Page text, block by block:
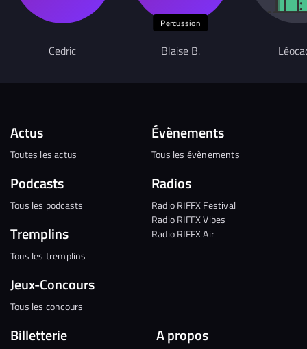
Cedric
Percussion
Blaise B.
Actus
Toutes les actus
Podcasts
Tous les podcasts
Tremplins
Tous les tremplins
Jeux-Concours
Tous les concours
Évènements
Tous les évènements
Radios
Radio RIFFX Festival
Radio RIFFX Vibes
Radio RIFFX Air
Billetterie A propos